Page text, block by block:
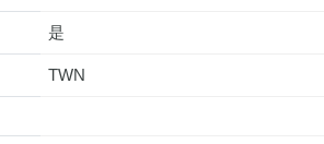
是
TWN